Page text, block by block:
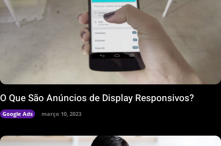
O Que São Anúncios de Display Responsivos?
Google Ads março 10, 2023